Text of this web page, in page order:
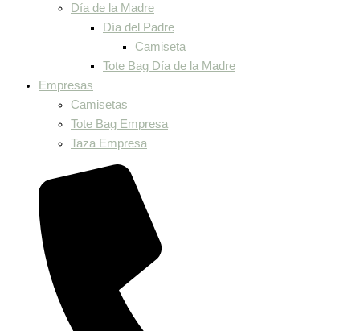
Día de la Madre
Día del Padre
Camiseta
Tote Bag Día de la Madre
Empresas
Camisetas
Tote Bag Empresa
Taza Empresa